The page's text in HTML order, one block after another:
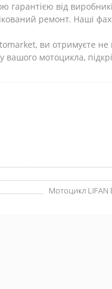
гарантією від
ремонт. Наші
ви отримуєте не
вашого мотоцикла,
Мотоцикл LIFAN